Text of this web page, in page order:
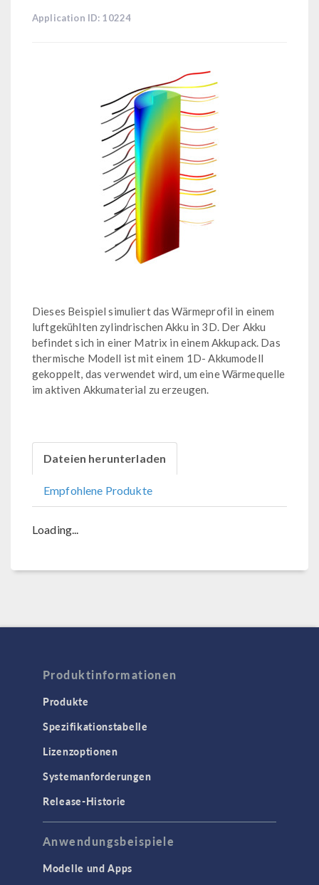
Application ID: 10224
Dieses Beispiel simuliert das Wärmeprofil in einem
luftgekühlten zylindrischen Akku in 3D. Der Akku
befindet sich in einer Matrix in einem Akkupack. Das
thermische Modell ist mit einem 1D- Akkumodell
gekoppelt, das verwendet wird, um eine Wärmequelle
im aktiven Akkumaterial zu erzeugen.
Dateien herunterladen
Empfohlene Produkte
Loading...
Produktinformationen
Produkte
Spezifikationstabelle
Lizenzoptionen
Systemanforderungen
Release-Historie
Anwendungsbeispiele
Modelle und Apps